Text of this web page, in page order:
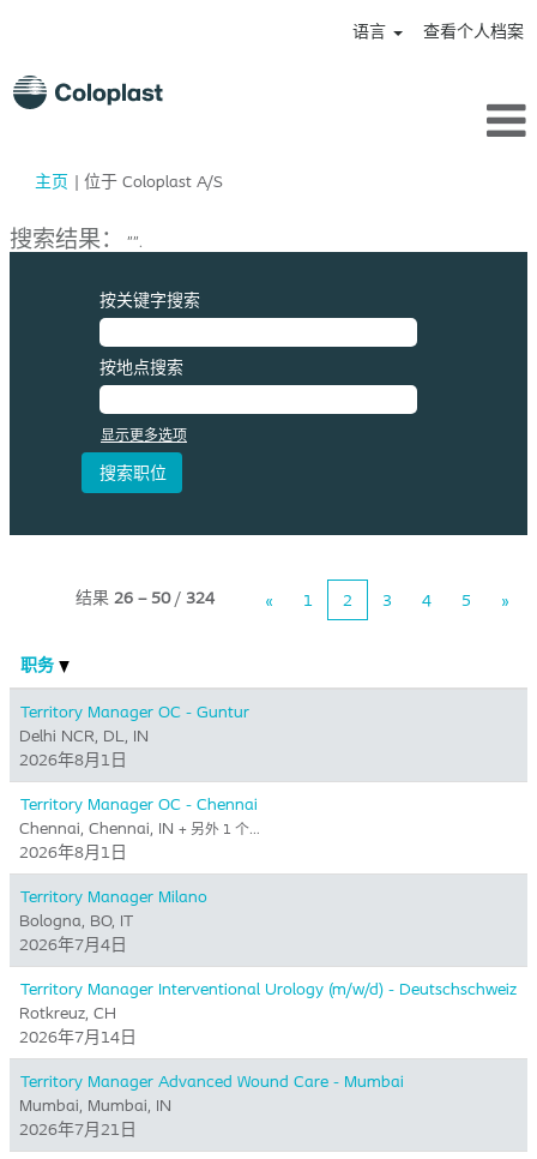
语言 查看个人档案
主页 | 位于 Coloplast A/S（当
面）
搜索结果： "".
按关键字搜索
按地点搜索
显示更多选项
结果 26 – 50/ 324 « 1 2 3 4 5 »
职务
Territory Manager OC - Guntur
Delhi NCR, DL, IN
2026年8月1日
Territory Manager OC - Chennai
Chennai, Chennai, IN + 另外 1 个…
2026年8月1日
Territory Manager Milano
Bologna, BO, IT
2026年7月4日
Territory Manager Interventional Urology (m/w/d) - Deutschschweiz
Rotkreuz, CH
2026年7月14日
Territory Manager Advanced Wound Care - Mumbai
Mumbai, Mumbai, IN
2026年7月21日